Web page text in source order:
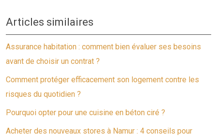
Articles similaires
Assurance habitation : comment bien évaluer ses besoins
avant de choisir un contrat ?
Comment protéger efficacement son logement contre les
risques du quotidien ?
Pourquoi opter pour une cuisine en béton ciré ?
Acheter des nouveaux stores à Namur : 4 conseils pour